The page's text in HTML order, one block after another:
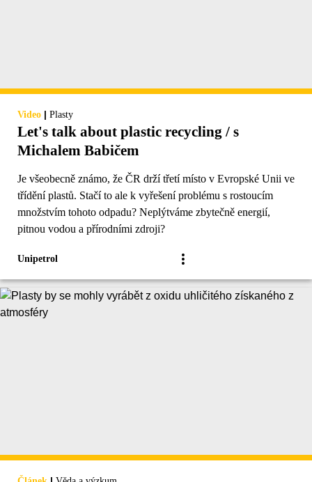
Video | Plasty
Let's talk about plastic recycling / s
Michalem Babičem
Je všeobecně známo, že ČR drží třetí místo v Evropské Unii ve
třídění plastů. Stačí to ale k vyřešení problému s rostoucím
množstvím tohoto odpadu? Neplýtváme zbytečně energií,
pitnou vodou a přírodními zdroji?
Unipetrol